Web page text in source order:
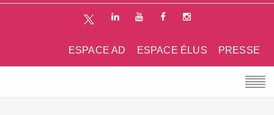
PRESSE
ESPACE ÉLUS
ESPACE AD